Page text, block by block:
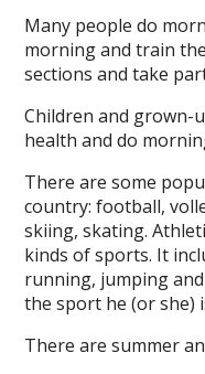
Many people do
morning and train
sections and take
Children and grown-
health and do
There are some
country: football,
skiing, skating.
kinds of sports. It
running, jumping
the sport he (or she)
There are summer